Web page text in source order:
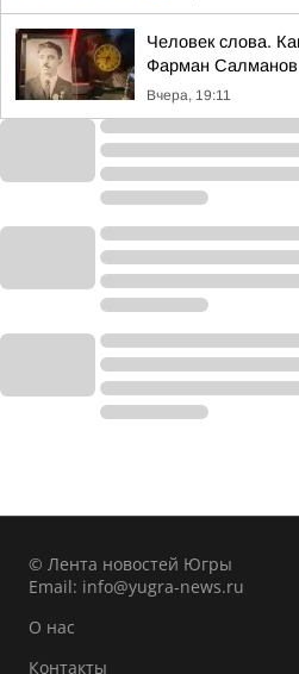
Человек слова.
Фарман
Вчера, 19:11
© Лента новостей Югры
Email: info@yugra-news.ru
О нас
Контакты